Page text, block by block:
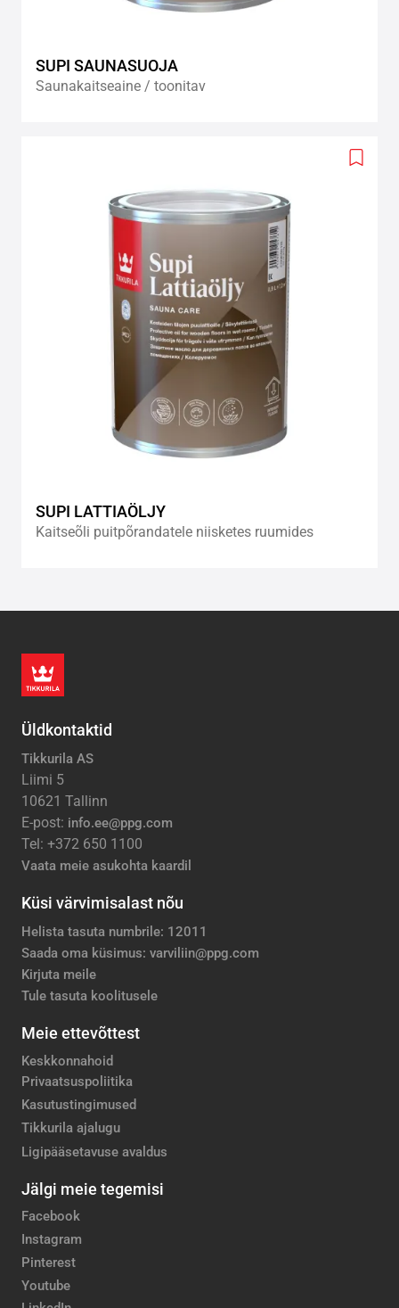
SUPI SAUNASUOJA
Saunakaitseaine / toonitav
Add
SUPI LATTIAÖLJY
Kaitseõli puitpõrandatele niisketes ruumides
Üldkontaktid
Tikkurila AS
Liimi 5
10621 Tallinn
E-post: info.ee@ppg.com
Tel: +372 650 1100
Vaata meie asukohta kaardil
Küsi värvimisalast nõu
Helista tasuta numbrile: 12011
Saada oma küsimus: varviliin@ppg.com
Kirjuta meile
Tule tasuta koolitusele
Meie ettevõttest
Keskkonnahoid
Privaatsuspoliitika
Kasutustingimused
Tikkurila ajalugu
Ligipääsetavuse avaldus
Jälgi meie tegemisi
Facebook
Instagram
Pinterest
Youtube